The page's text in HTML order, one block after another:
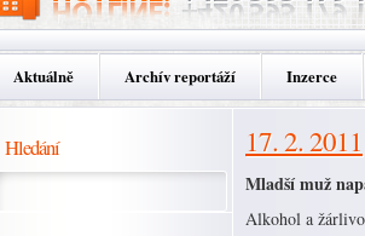
Aktuálně Archív reportáží Inzerce
Hledání 17. 2. 2011
Mladší muž
Alkohol a